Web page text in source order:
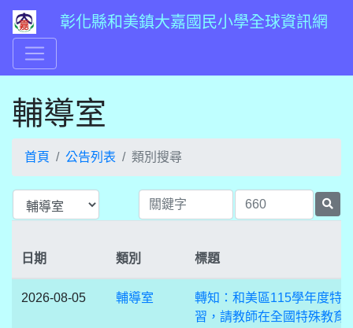
彰化縣和美鎮大嘉國民小學全球資訊網
輔導室
首頁 公告列表 類別搜尋
日期 類別 標題
2026-08-05 輔導室
轉知：和美區115學年度特
習，請教師在全國特殊教育